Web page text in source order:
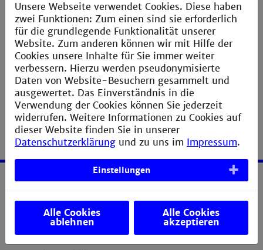
Engagieren kann man sich durch die
Fachschaftsvertretung oder als Mitglied bei einer der
verschiedenen Organe der Studierendenschaft.
Projekte und Arbeitskreise
Impressum
Erklärung zur Barrierefreiheit
Unsere Webseite verwendet Cookies. Diese haben
zwei Funktionen: Zum einen sind sie erforderlich
für die grundlegende Funktionalität unserer
Website. Zum anderen können wir mit Hilfe der
Cookies unsere Inhalte für Sie immer weiter
verbessern. Hierzu werden pseudonymisierte
Daten von Website-Besuchern gesammelt und
ausgewertet. Das Einverständnis in die
Verwendung der Cookies können Sie jederzeit
widerrufen. Weitere Informationen zu Cookies auf
dieser Website finden Sie in unserer
Datenschutzerklärung und zu uns im Impressum.
Einstellungen
Alle Cookies
ablehnen
Alle Cookies
akzeptieren